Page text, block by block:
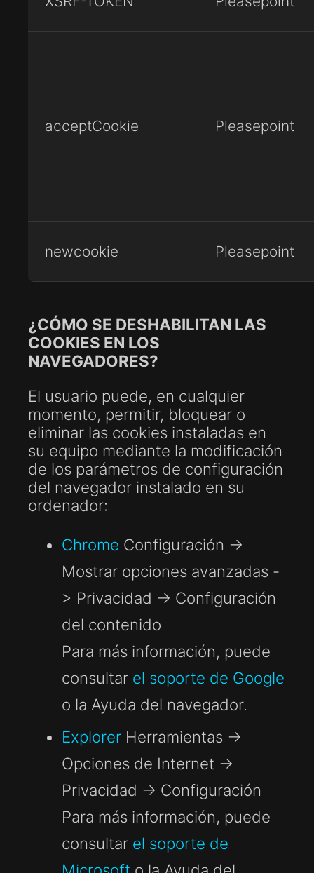
acceptCookie Pleasepoint
newcookie Pleasepoint
¿CÓMO SE DESHABILITAN LAS
COOKIES EN LOS
NAVEGADORES?
El usuario puede, en cualquier
momento, permitir, bloquear o
eliminar las cookies instaladas en
su equipo mediante la modificación
de los parámetros de configuración
del navegador instalado en su
ordenador:
Chrome Configuración ->
Mostrar opciones avanzadas -
> Privacidad -> Configuración
del contenido
Para más información, puede
consultar el soporte de Google
o la Ayuda del navegador.
Explorer Herramientas ->
Opciones de Internet ->
Privacidad -> Configuración
Para más información, puede
consultar el soporte de